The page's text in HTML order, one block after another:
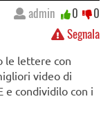
Segnala
admin 0 0
le lettere con
video di
e condividilo con i